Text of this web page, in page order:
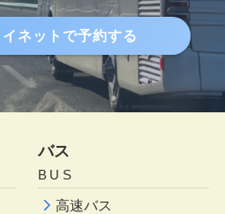
ネットで予約する
バス
BUS
高速バス